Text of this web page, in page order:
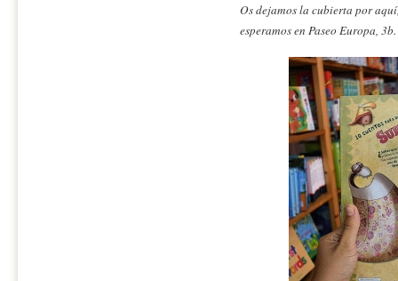
Os dejamos la cubierta por
esperamos en Paseo Europa,